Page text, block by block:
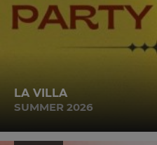
LA VILLA
SUMMER 2026